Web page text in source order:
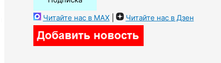
Читайте нас в MAX Читайте нас в Дзен